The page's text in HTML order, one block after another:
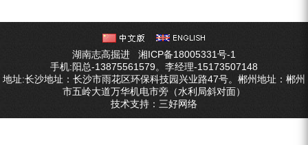
KQZ水井钻机系列
ZEGA分体式露天钻机
水井专用螺杆空压机
湖南志高掘进 湘ICP备18005331号-1
手机:阳总-13875561579。李经理-15173507148
地址:长沙地址：长沙市雨花区环保科技园兴业路47号。郴州地址：郴州
市五岭大道万华机电市旁（水利局斜对面）
技术支持： 三好网络